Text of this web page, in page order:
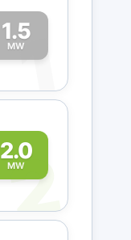
1.5
MW
1
2.0
MW
2